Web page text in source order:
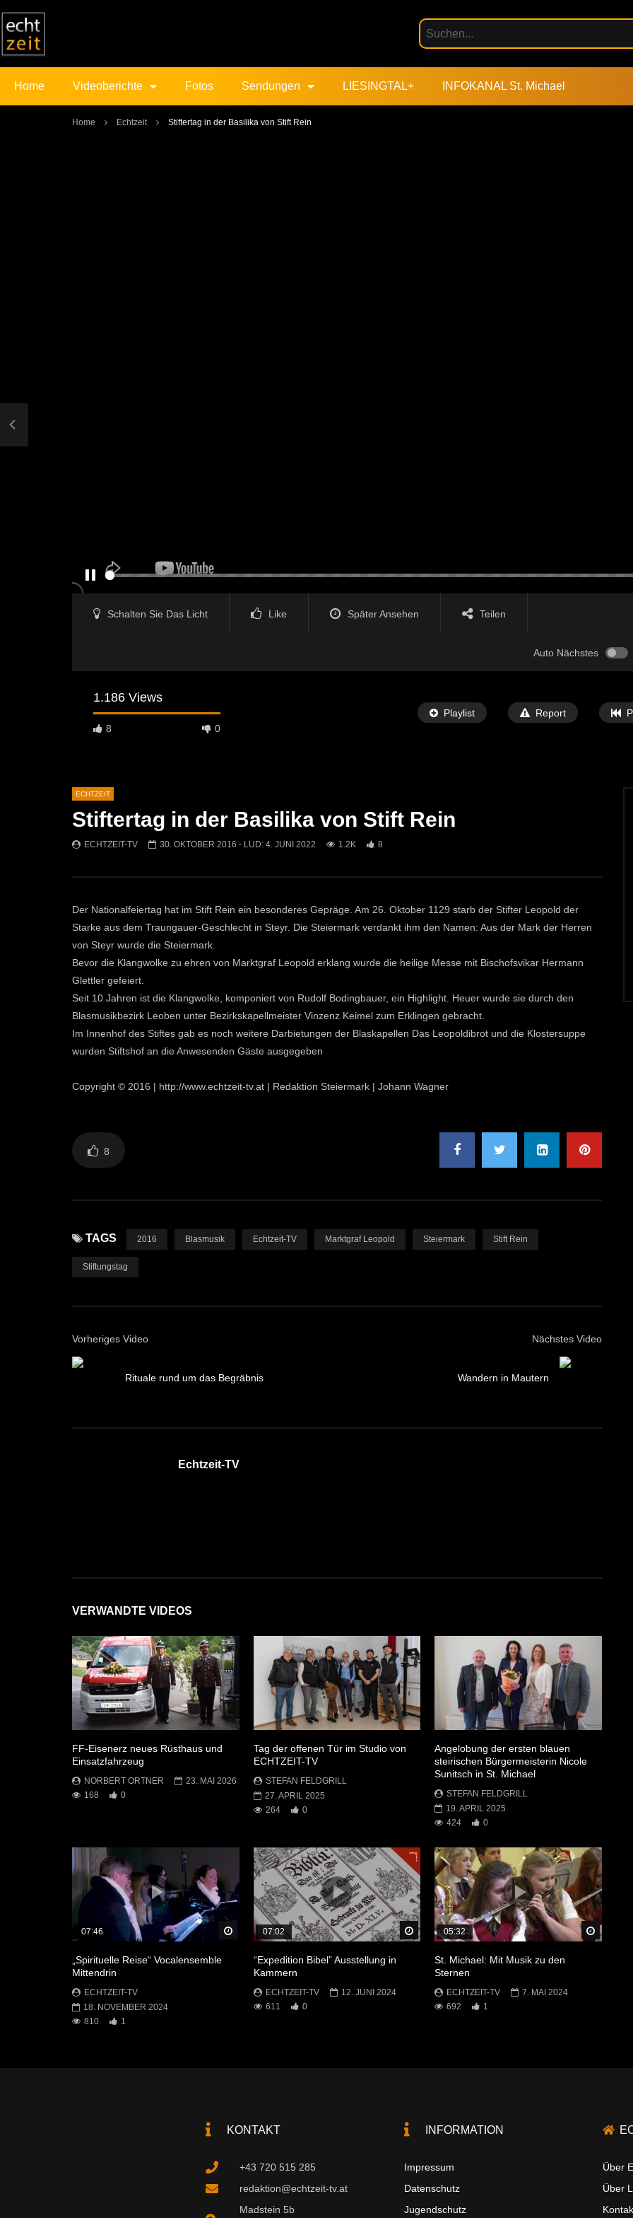
Home Videoberichte Fotos Sendungen LIESINGTAL+ INFOKANAL St. Michael
Home Echtzeit Stiftertag in der Basilika von Stift Rein
Schalten Sie Das Licht Like Später Ansehen Teilen
Auto Nächstes
1.186 Views
8 0
Playlist Report
Später Ansehen
07:46 Später Ansehen
07:02
ECHTZEIT
Stiftertag in der Basilika von Stift Rein
ECHTZEIT-TV 30. OKTOBER 2016 - LUD: 4. JUNI 2022 1.2K 8
Der Nationalfeiertag hat im Stift Rein ein besonderes Gepräge. Am 26. Oktober 1129 starb der Stifter Leopold der
Starke aus dem Traungauer-Geschlecht in Steyr. Die Steiermark verdankt ihm den Namen: Aus der Mark der Herren
von Steyr wurde die Steiermark.
Bevor die Klangwolke zu ehren von Marktgraf Leopold erklang wurde die heilige Messe mit Bischofsvikar Hermann
Glettler gefeiert.
Seit 10 Jahren ist die Klangwolke, komponiert von Rudolf Bodingbauer, ein Highlight. Heuer wurde sie durch den
Blasmusikbezirk Leoben unter Bezirkskapellmeister Vinzenz Keimel zum Erklingen gebracht.
Im Innenhof des Stiftes gab es noch weitere Darbietungen der Blaskapellen Das Leopoldibrot und die Klostersuppe
wurden Stiftshof an die Anwesenden Gäste ausgegeben
Copyright © 2016 | http://www.echtzeit-tv.at | Redaktion Steiermark | Johann Wagner
8
TAGS 2016 Blasmusik Echtzeit-TV Marktgraf Leopold Steiermark Stift Rein
Stiftungstag
Vorheriges Video
Rituale rund um das Begräbnis
Nächstes Video
Wandern in Mautern
Echtzeit-TV
VERWANDTE VIDEOS
FF-Eisenerz neues Rüsthaus und
Einsatzfahrzeug
NORBERT ORTNER
23. MAI 2026
168
0
Tag der offenen Tür im Studio von
ECHTZEIT-TV
STEFAN FELDGRILL
27. APRIL 2025
264
0
Angelobung der ersten blauen
steirischen Bürgermeisterin Nicole
Sunitsch in St. Michael
STEFAN FELDGRILL
19. APRIL 2025
424
0
Später Ansehen
07:46
„Spirituelle Reise“ Vocalensemble
Mittendrin
ECHTZEIT-TV
18. NOVEMBER 2024
810
1
Später Ansehen
07:02
“Expedition Bibel” Ausstellung in
Kammern
ECHTZEIT-TV
12. JUNI 2024
611
0
Später
05:32
St. Michael: Mit Musik zu den
Sternen
ECHTZEIT-TV
7. MAI 2024
692
1
KONTAKT
+43 720 515 285
redaktion@echtzeit-tv.at
Madstein 5b
INFORMATION
Impressum
Datenschutz
Jugendschutz
Über
Über